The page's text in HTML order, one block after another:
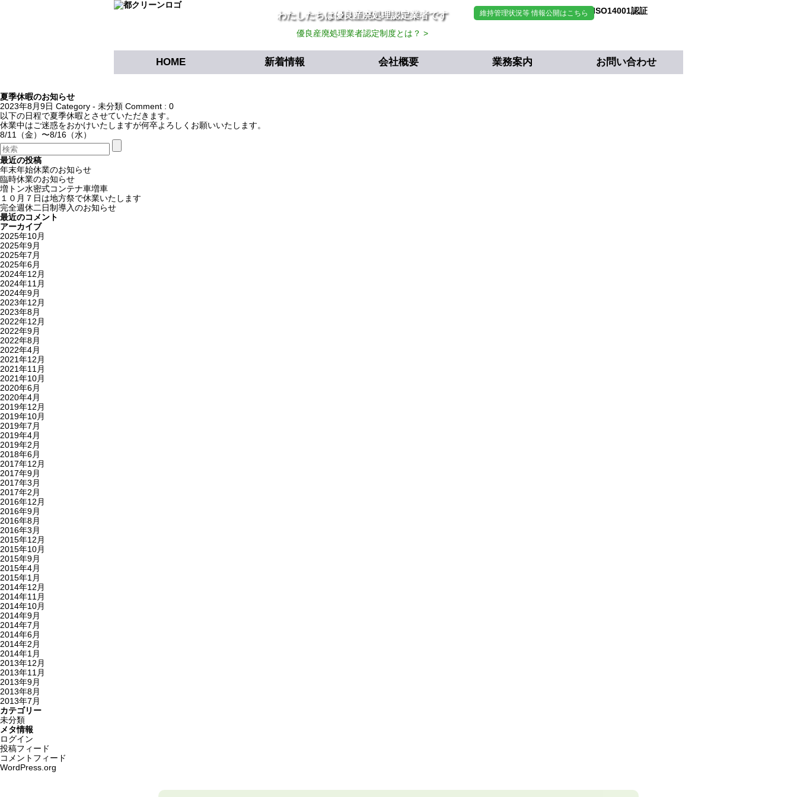
わたしたちは優良産廃処理認定業者です
優良産廃処理業者認定制度とは？ >
維持管理状況等 情報公開はこちら
HOME 新着情報 会社概要 業務案内 お問い合わせ
夏季休暇のお知らせ
2023年8月9日 Category - 未分類 Comment : 0
以下の日程で夏季休暇とさせていただきます。
休業中はご迷惑をおかけいたしますが何卒よろしくお願いいたします。
8/11（金）〜8/16（水）
最近の投稿
年末年始休業のお知らせ
臨時休業のお知らせ
増トン水密式コンテナ車増車
１０月７日は地方祭で休業いたします
完全週休二日制導入のお知らせ
最近のコメント
アーカイブ
2025年10月
2025年9月
2025年7月
2025年6月
2024年12月
2024年11月
2024年9月
2023年12月
2023年8月
2022年12月
2022年9月
2022年8月
2022年4月
2021年12月
2021年11月
2021年10月
2020年6月
2020年4月
2019年12月
2019年10月
2019年7月
2019年4月
2019年2月
2018年6月
2017年12月
2017年9月
2017年3月
2017年2月
2016年12月
2016年9月
2016年8月
2016年3月
2015年12月
2015年10月
2015年9月
2015年4月
2015年1月
2014年12月
2014年11月
2014年10月
2014年9月
2014年7月
2014年6月
2014年2月
2014年1月
2013年12月
2013年11月
2013年9月
2013年8月
2013年7月
カテゴリー
未分類
メタ情報
ログイン
投稿フィード
コメントフィード
WordPress.org